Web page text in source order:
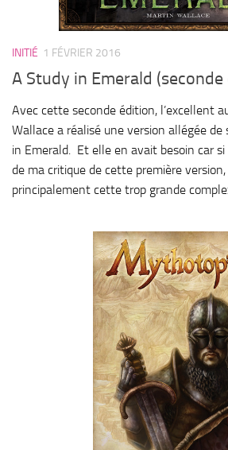
INITIÉ 1 FÉVRIER 2016
A Study in Emerald
Avec cette seconde édition, l’excellent
Wallace a réalisé une version allégée
in Emerald. Et elle en avait besoin car
de ma critique de cette première
principalement cette trop grande